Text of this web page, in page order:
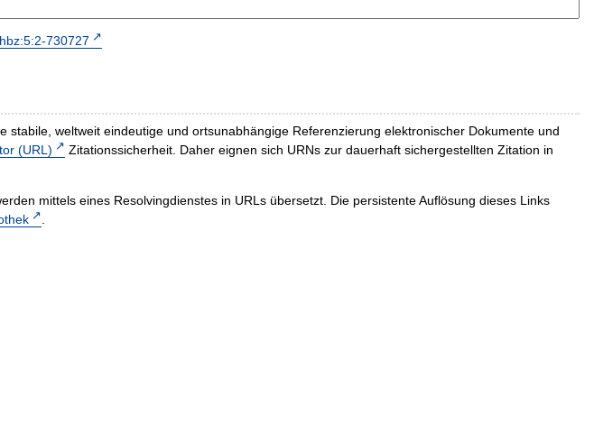
730727
stabile, weltweit eindeutige und ortsunabhängige Referenzierung elektronischer Dokumente und
(URL)
Zitationssicherheit. Daher eignen sich URNs zur dauerhaft sichergestellten Zitation in
mittels eines Resolvingdienstes in URLs übersetzt. Die persistente Auflösung dieses Links
.